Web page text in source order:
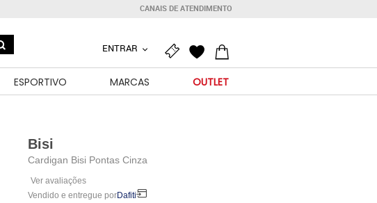
CANAIS DE ATENDIMENTO
ENTRAR
ESPORTIVO MARCAS OUTLET
Bisi
Cardigan Bisi Pontas Cinza
Ver avaliações
Vendido e entregue porDafiti